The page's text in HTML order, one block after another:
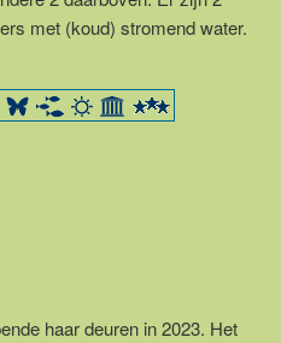
met (koud) stromend water.
haar deuren in 2023. Het